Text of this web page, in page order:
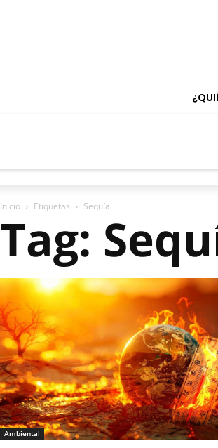
Inicio Etiquetas Sequía
Tag:
Ambiental